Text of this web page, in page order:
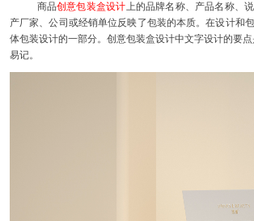
商品创意包装盒设计上的品牌名称、产品名称、
产厂家、公司或经销单位反映了包装的本质。在设计和
体包装设计的一部分。创意包装盒设计中文字设计的要点
易记。